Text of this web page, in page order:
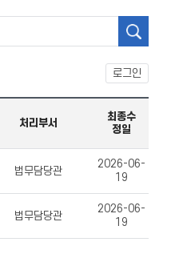
로그인
처리부서
최종수
정일
법무담당관
2026-06-
19
법무담당관
2026-06-
19